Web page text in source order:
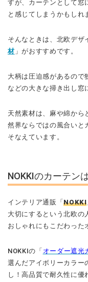
すが、カーテンとして窓
と感じてしまうかもしれ
そんなときは、北欧デザ
材」がおすすめです。
大柄は圧迫感があるので
などの大きな掃き出し窓
天然素材は、麻や綿から
然界ならではの風合いと
そなえています。
NOKKIのカーテン
インテリア通販「NOKKI
大切にするという北欧の
おしゃれにもこだわった
NOKKIの「 オーダー遮光
選んだアイボリーカラー
し！高品質で耐久性に優